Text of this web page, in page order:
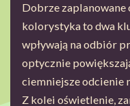
Dobrze
kolorystyka to dwa
wpływają na odbiór
optycznie
ciemniejsze odcienie
Z kolei oświetlenie,